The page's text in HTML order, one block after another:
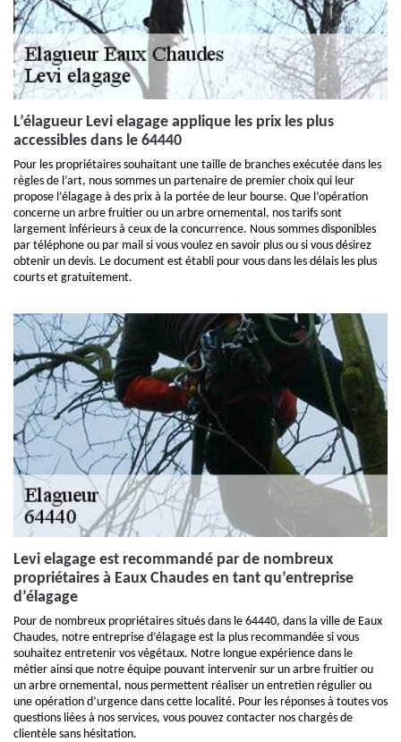
L’élagueur Levi elagage applique les prix les plus
accessibles dans le 64440
Pour les propriétaires souhaitant une taille de branches exécutée dans les
règles de l’art, nous sommes un partenaire de premier choix qui leur
propose l’élagage à des prix à la portée de leur bourse. Que l’opération
concerne un arbre fruitier ou un arbre ornemental, nos tarifs sont
largement inférieurs à ceux de la concurrence. Nous sommes disponibles
par téléphone ou par mail si vous voulez en savoir plus ou si vous désirez
obtenir un devis. Le document est établi pour vous dans les délais les plus
courts et gratuitement.
Levi elagage est recommandé par de nombreux
propriétaires à Eaux Chaudes en tant qu’entreprise
d’élagage
Pour de nombreux propriétaires situés dans le 64440, dans la ville de Eaux
Chaudes, notre entreprise d’élagage est la plus recommandée si vous
souhaitez entretenir vos végétaux. Notre longue expérience dans le
métier ainsi que notre équipe pouvant intervenir sur un arbre fruitier ou
un arbre ornemental, nous permettent réaliser un entretien régulier ou
une opération d’urgence dans cette localité. Pour les réponses à toutes vos
questions liées à nos services, vous pouvez contacter nos chargés de
clientèle sans hésitation.